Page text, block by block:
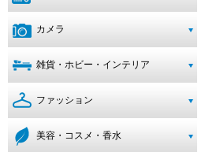
カメラ
雑貨・ホビー・インテリア
ファッション
美容・コスメ・香水